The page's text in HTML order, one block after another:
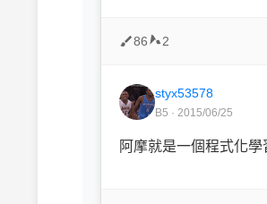
86 2
styx53578
B5 · 2015/06/25
阿摩就是一個程式化學